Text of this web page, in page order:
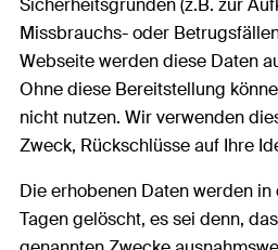
Sicherheitsgründen (z.B. zur
Missbrauchs- oder
Webseite werden diese Daten
Ohne diese Bereitstellung
nicht nutzen. Wir verwenden
Zweck, Rückschlüsse auf Ihre
Die erhobenen Daten werden
Tagen gelöscht, es sei denn,